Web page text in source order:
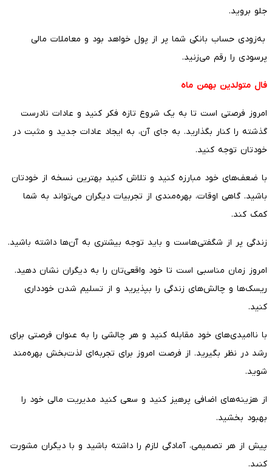
جلو بروید.
به‌زودی حساب بانکی شما پر از پول خواهد بود و معاملات مالی
پرسودی را رقم می‌زنید.
فال متولدین بهمن ماه
امروز فرصتی است تا به یک شروع تازه فکر کنید و عادات نادرست
گذشته را کنار بگذارید. به جای آن، به ایجاد عادات جدید و مثبت در
خودتان توجه کنید.
با ضعف‌های خود مبارزه کنید و تلاش کنید بهترین نسخه از خودتان
باشید. گاهی اوقات، بهره‌مندی از تجربیات دیگران می‌تواند به شما
کمک کند.
زندگی پر از شگفتی‌هاست و باید توجه بیشتری به آن‌ها داشته باشید.
امروز زمان مناسبی است تا خود واقعی‌تان را به دیگران نشان دهید.
ریسک‌ها و چالش‌های زندگی را بپذیرید و از تسلیم شدن خودداری
کنید.
با ناامیدی‌های خود مقابله کنید و هر چالشی را به عنوان فرصتی برای
رشد در نظر بگیرید. از فرصت امروز برای تجربه‌ای لذت‌بخش بهره‌مند
شوید.
از هزینه‌های اضافی پرهیز کنید و سعی کنید مدیریت مالی خود را
بهبود بخشید.
پیش از هر تصمیمی، آمادگی لازم را داشته باشید و با دیگران مشورت
کنید.